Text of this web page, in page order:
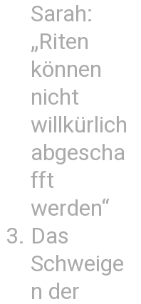
Sarah:
„Riten
können
nicht
willkürlich
abgescha
fft
werden“
Das
Schweige
n der